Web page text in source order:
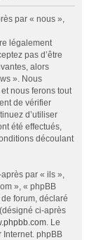
par « nous »,
légalement
pas d’être
alors
». Nous
nous ferons tout
de vérifier
d’utiliser
été effectués,
découlant
par « ils »,
», « phpBB
forum, déclaré
ci-après
. Le
Internet. phpBB